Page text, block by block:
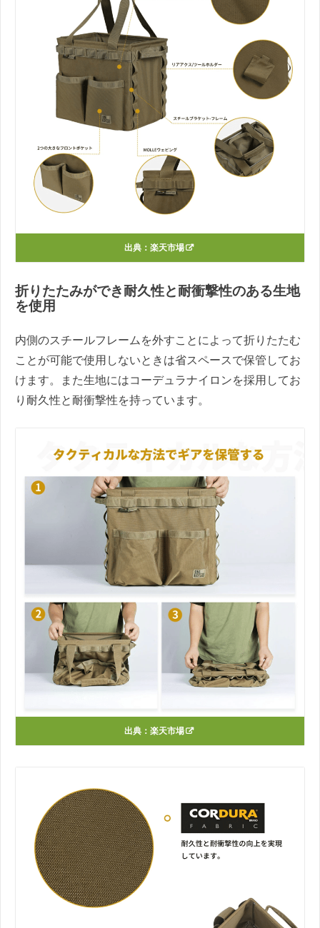
出典： 楽天市場
折りたたみができ耐久性と耐衝撃性のある生地
を使用
内側のスチールフレームを外すことによって折りたたむ
ことが可能で使用しないときは省スペースで保管してお
けます。また生地にはコーデュラナイロンを採用してお
り耐久性と耐衝撃性を持っています。
出典： 楽天市場